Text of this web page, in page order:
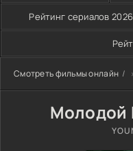
Рейтинг сериалов 2026
Смотреть фильмы онлайн
Молодой